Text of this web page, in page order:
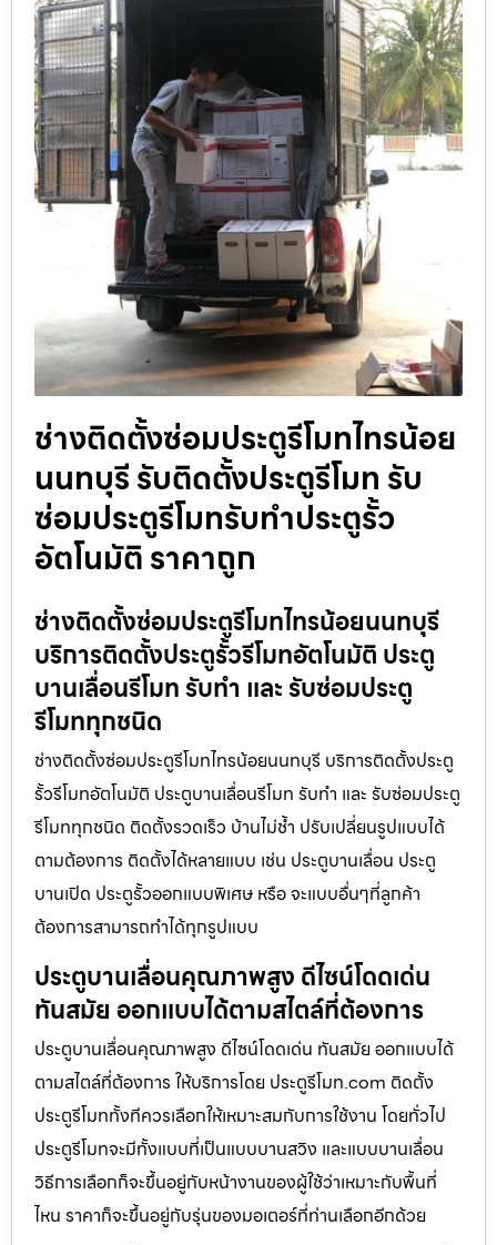
ช่างติดตั้งซ่อมประตูรีโมทไทรน้อย
นนทบุรี รับติดตั้งประตูรีโมท รับ
ซ่อมประตูรีโมทรับทำประตูรั้ว
อัตโนมัติ ราคาถูก
ช่างติดตั้งซ่อมประตูรีโมทไทรน้อยนนทบุรี
บริการติดตั้งประตูรั้วรีโมทอัตโนมัติ ประตู
บานเลื่อนรีโมท รับทำ และ รับซ่อมประตู
รีโมททุกชนิด
ช่างติดตั้งซ่อมประตูรีโมทไทรน้อยนนทบุรี บริการติดตั้งประตู
รั้วรีโมทอัตโนมัติ ประตูบานเลื่อนรีโมท รับทำ และ รับซ่อมประตู
รีโมททุกชนิด ติดตั้งรวดเร็ว บ้านไม่ช้ำ ปรับเปลี่ยนรูปแบบได้
ตามต้องการ ติดตั้งได้หลายแบบ เช่น ประตูบานเลื่อน ประตู
บานเปิด ประตูรั้วออกแบบพิเศษ หรือ จะแบบอื่นๆที่ลูกค้า
ต้องการสามารถทำได้ทุกรูปแบบ
ประตูบานเลื่อนคุณภาพสูง ดีไซน์โดดเด่น
ทันสมัย ออกแบบได้ตามสไตล์ที่ต้องการ
ประตูบานเลื่อนคุณภาพสูง ดีไซน์โดดเด่น ทันสมัย ออกแบบได้
ตามสไตล์ที่ต้องการ ให้บริการโดย ประตูรีโมท.com ติดตั้ง
ประตูรีโมททั้งทีควรเลือกให้เหมาะสมกับการใช้งาน โดยทั่วไป
ประตูรีโมทจะมีทั้งแบบที่เป็นแบบบานสวิง และแบบบานเลื่อน
วิธีการเลือกก็จะขึ้นอยู่กับหน้างานของผู้ใช้ว่าเหมาะกับพื้นที่
ไหน ราคาก็จะขึ้นอยู่กับรุ่นของมอเตอร์ที่ท่านเลือกอีกด้วย